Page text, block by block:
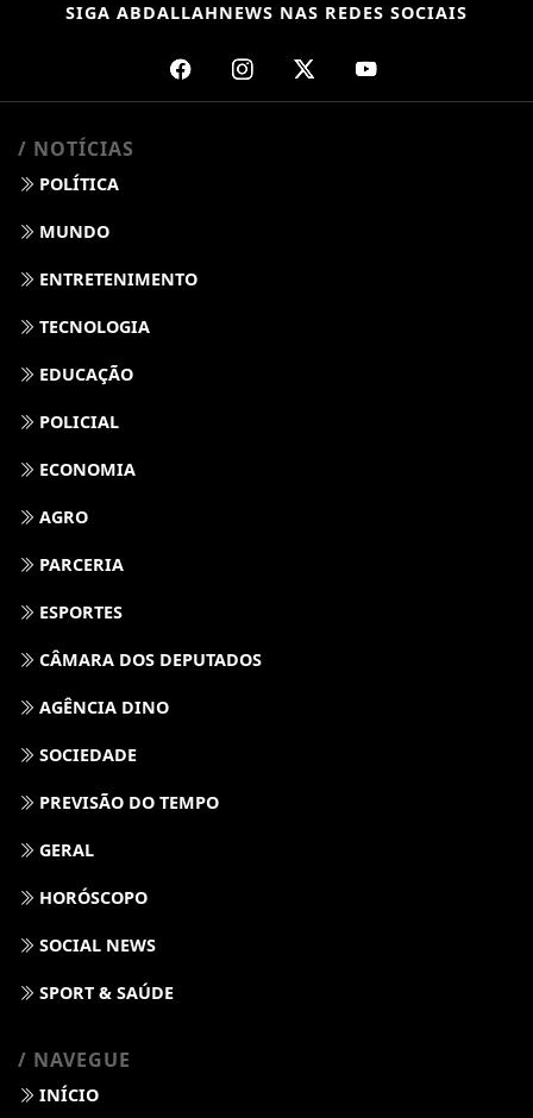
SIGA ABDALLAHNEWS NAS REDES SOCIAIS
/ NOTÍCIAS
POLÍTICA
MUNDO
ENTRETENIMENTO
TECNOLOGIA
EDUCAÇÃO
POLICIAL
ECONOMIA
AGRO
PARCERIA
ESPORTES
CÂMARA DOS DEPUTADOS
AGÊNCIA DINO
SOCIEDADE
PREVISÃO DO TEMPO
GERAL
HORÓSCOPO
SOCIAL NEWS
SPORT & SAÚDE
/ NAVEGUE
INÍCIO